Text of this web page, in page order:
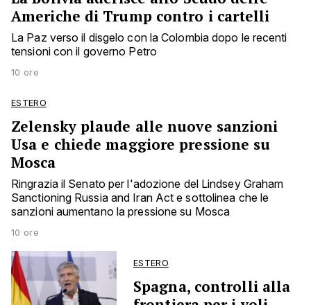
Americhe di Trump contro i cartelli
La Paz verso il disgelo con la Colombia dopo le recenti
tensioni con il governo Petro
10 ore
ESTERO
Zelensky plaude alle nuove sanzioni
Usa e chiede maggiore pressione su
Mosca
Ringrazia il Senato per l'adozione del Lindsey Graham
Sanctioning Russia and Iran Act e sottolinea che le
sanzioni aumentano la pressione su Mosca
10 ore
ESTERO
Spagna, controlli alla